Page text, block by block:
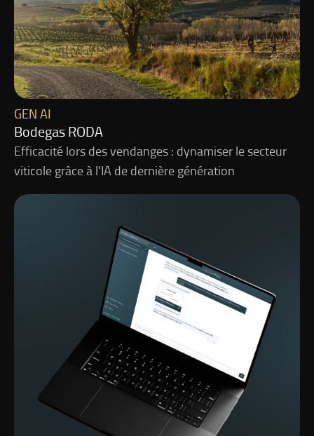
Bodegas RODA
GEN AI
Efficacité lors des vendanges : dynamiser le secteur
viticole grâce à l'IA de dernière génération